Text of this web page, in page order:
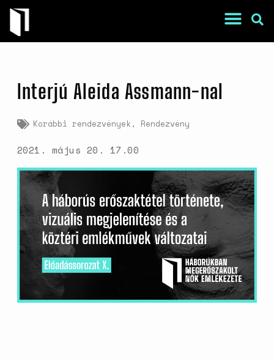
War Is a Male Game
Zweiter Weltkrieg: Sexuelle
Gewalt als Kriegswaffe
Book of Sorrows: Kosovo War
Rape Survivors Tell Their
Stories
A háborús nemi erőszak és a
nőgyógyász lobbi hatása a
magyarországi
születésszabályozási
Interjú Aleida Assmann-nal
Korábbi rendezvények , Rendezvény
2021. május 20. 17.00